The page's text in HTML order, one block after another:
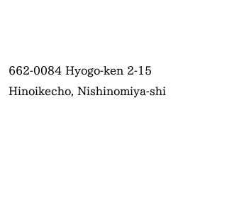
662-0084 Hyogo-ken 2-15
Hinoikecho, Nishinomiya-shi